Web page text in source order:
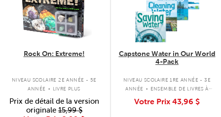
Rock On: Extreme!
NIVEAU SCOLAIRE 2E ANNÉE - 5E
ANNÉE . LIVRE PLUS
Prix de détail de la version
originale15,99 $
Capstone Water in Our World
4-Pack
NIVEAU SCOLAIRE 1RE ANNÉE - 3E
ANNÉE . ENSEMBLE DE LIVRES À
Votre Prix 43,96 $